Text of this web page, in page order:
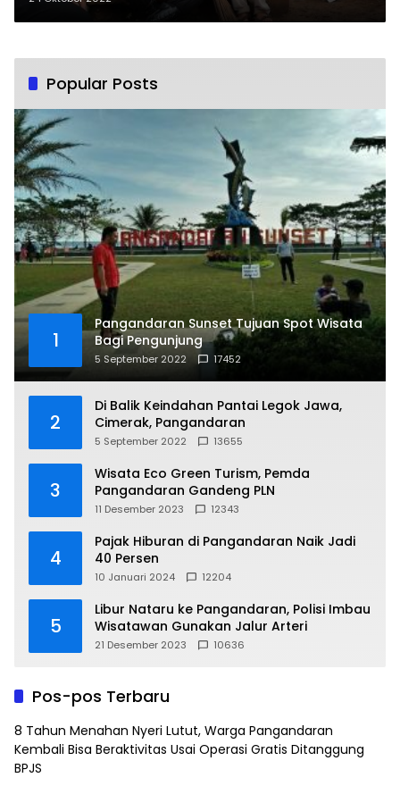
Popular Posts
1
Pangandaran Sunset Tujuan Spot Wisata
Bagi Pengunjung
5 September 2022 17452
2
Di Balik Keindahan Pantai Legok Jawa,
Cimerak, Pangandaran
5 September 2022 13655
3
Wisata Eco Green Turism, Pemda
Pangandaran Gandeng PLN
11 Desember 2023 12343
4
Pajak Hiburan di Pangandaran Naik Jadi
40 Persen
10 Januari 2024 12204
5
Libur Nataru ke Pangandaran, Polisi Imbau
Wisatawan Gunakan Jalur Arteri
21 Desember 2023 10636
Pos-pos Terbaru
8 Tahun Menahan Nyeri Lutut, Warga Pangandaran
Kembali Bisa Beraktivitas Usai Operasi Gratis Ditanggung
BPJS